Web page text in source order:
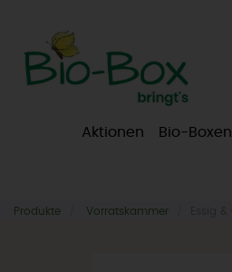
Aktionen Bio-Boxen
Produkte Vorratskammer